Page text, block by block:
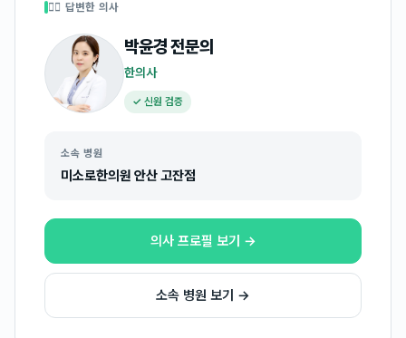
👩‍⚕️ 답변한 의사
박윤경전문의
한의사
✓ 신원 검증
소속 병원
미소로한의원 안산 고잔점
의사 프로필 보기 →
소속 병원 보기 →